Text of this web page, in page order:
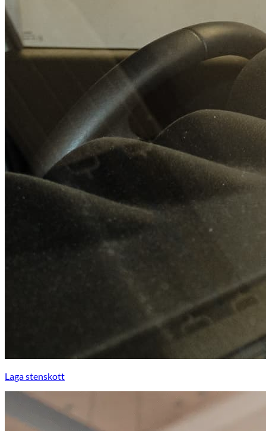
Laga stenskott